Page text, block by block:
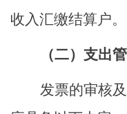
收入汇缴结算户。
（二）支出
发票的审核